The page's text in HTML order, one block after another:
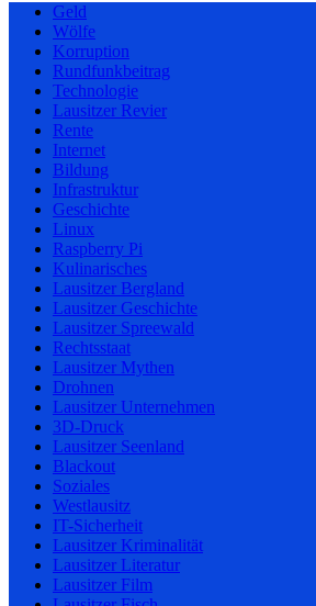
Geld
Wölfe
Korruption
Rundfunkbeitrag
Technologie
Lausitzer Revier
Rente
Internet
Bildung
Infrastruktur
Geschichte
Linux
Raspberry Pi
Kulinarisches
Lausitzer Bergland
Lausitzer Geschichte
Lausitzer Spreewald
Rechtsstaat
Lausitzer Mythen
Drohnen
Lausitzer Unternehmen
3D-Druck
Lausitzer Seenland
Blackout
Soziales
Westlausitz
IT-Sicherheit
Lausitzer Kriminalität
Lausitzer Literatur
Lausitzer Film